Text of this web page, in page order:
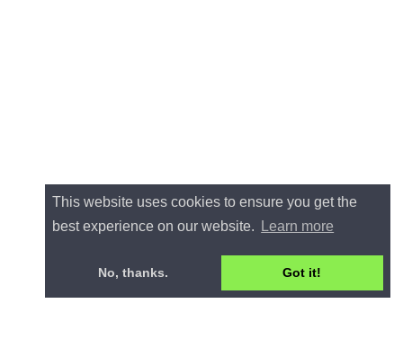
This website uses cookies to ensure you get the
best experience on our website.
Learn more
No, thanks. Got it!